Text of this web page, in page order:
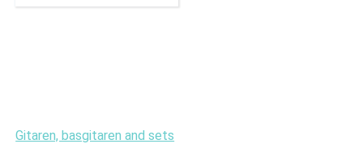
Gitaren, basgitaren and sets